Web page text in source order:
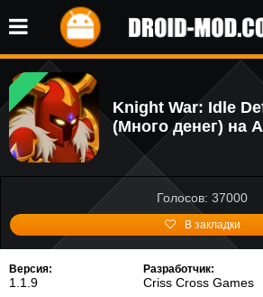
Knight War: Idle
(Много денег) на
Голосов: 37000
В закладки
Версия:
1.1.9
Разработчик:
Criss Cross Games